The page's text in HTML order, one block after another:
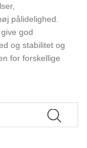
pålidelighed.
god
og stabilitet og
for forskellige